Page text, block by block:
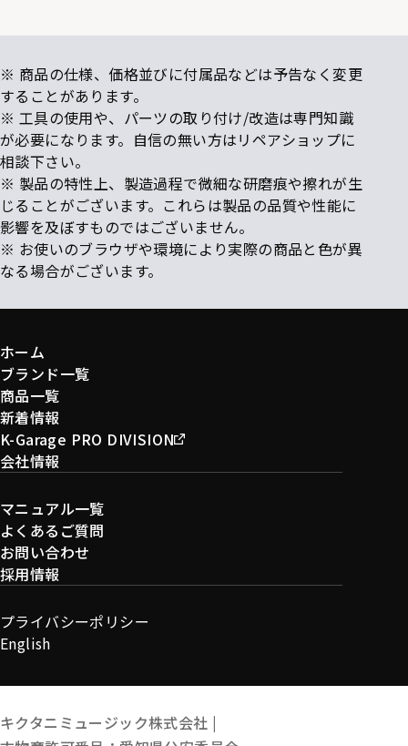
※ 商品の仕様、価格並びに付属品などは予告なく変更
することがあります。
※ 工具の使用や、パーツの取り付け/改造は専門知識
が必要になります。自信の無い方はリペアショップに
相談下さい。
※ 製品の特性上、製造過程で微細な研磨痕や擦れが生
じることがございます。これらは製品の品質や性能に
影響を及ぼすものではございません。
※ お使いのブラウザや環境により実際の商品と色が異
なる場合がございます。
ホーム
ブランド一覧
商品一覧
新着情報
K-Garage PRO DIVISION
会社情報
マニュアル一覧
よくあるご質問
お問い合わせ
採用情報
プライバシーポリシー
English
キクタニミュージック株式会社 |